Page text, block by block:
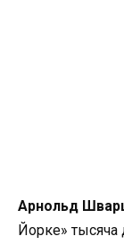
Арнольд
Йорке» тысяча